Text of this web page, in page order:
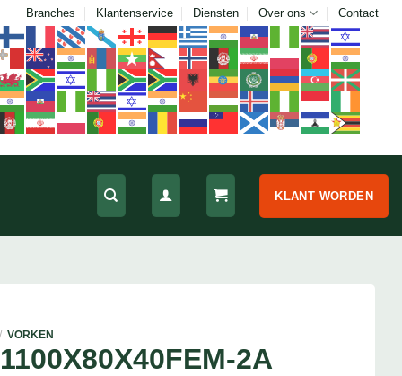
Branches Klantenservice Diensten Over ons Contact
KLANT WORDEN
VORKEN
2A